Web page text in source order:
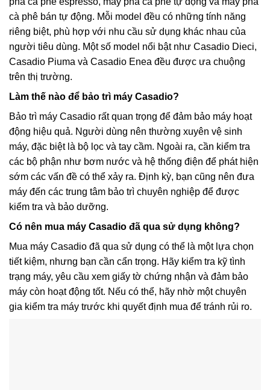
cà phê bán tự động. Mỗi model đều có những tính năng
riêng biệt, phù hợp với nhu cầu sử dụng khác nhau của
người tiêu dùng. Một số model nổi bật như Casadio Dieci,
Casadio Piuma và Casadio Enea đều được ưa chuộng
trên thị trường.
Làm thế nào để bảo trì máy Casadio?
Bảo trì máy Casadio rất quan trọng để đảm bảo máy hoạt
động hiệu quả. Người dùng nên thường xuyên vệ sinh
máy, đặc biệt là bộ lọc và tay cầm. Ngoài ra, cần kiểm tra
các bộ phận như bơm nước và hệ thống điện để phát hiện
sớm các vấn đề có thể xảy ra. Định kỳ, bạn cũng nên đưa
máy đến các trung tâm bảo trì chuyên nghiệp để được
kiểm tra và bảo dưỡng.
Có nên mua máy Casadio đã qua sử dụng không?
Mua máy Casadio đã qua sử dụng có thể là một lựa chọn
tiết kiệm, nhưng bạn cần cẩn trọng. Hãy kiểm tra kỹ tình
trạng máy, yêu cầu xem giấy tờ chứng nhận và đảm bảo
máy còn hoạt động tốt. Nếu có thể, hãy nhờ một chuyên
gia kiểm tra máy trước khi quyết định mua để tránh rủi ro.